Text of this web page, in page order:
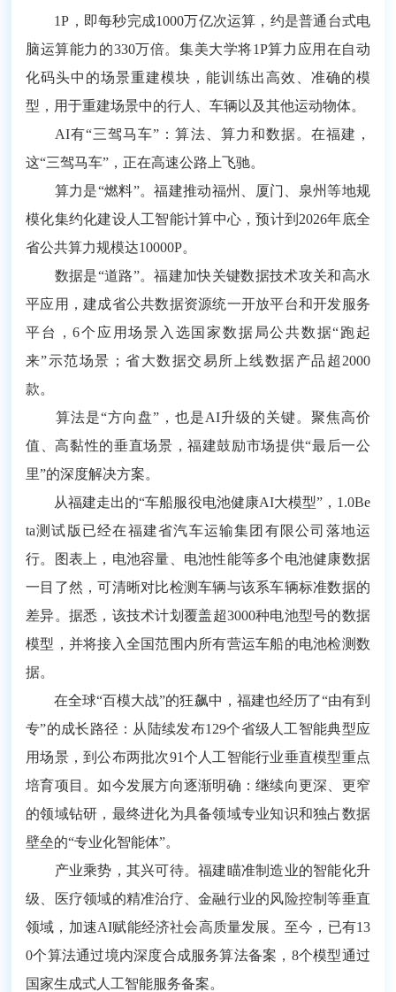
1P，即每秒完成1000万亿次运算，约是普通台式电
脑运算能力的330万倍。集美大学将1P算力应用在自动
化码头中的场景重建模块，能训练出高效、准确的模
型，用于重建场景中的行人、车辆以及其他运动物体。
AI有“三驾马车”：算法、算力和数据。在福建，
这“三驾马车”，正在高速公路上飞驰。
算力是“燃料”。福建推动福州、厦门、泉州等地规
模化集约化建设人工智能计算中心，预计到2026年底全
省公共算力规模达10000P。
数据是“道路”。福建加快关键数据技术攻关和高水
平应用，建成省公共数据资源统一开放平台和开发服务
平台，6个应用场景入选国家数据局公共数据“跑起
来”示范场景；省大数据交易所上线数据产品超2000
款。
算法是“方向盘”，也是AI升级的关键。聚焦高价
值、高黏性的垂直场景，福建鼓励市场提供“最后一公
里”的深度解决方案。
从福建走出的“车船服役电池健康AI大模型”，1.0Be
ta测试版已经在福建省汽车运输集团有限公司落地运
行。图表上，电池容量、电池性能等多个电池健康数据
一目了然，可清晰对比检测车辆与该系车辆标准数据的
差异。据悉，该技术计划覆盖超3000种电池型号的数据
模型，并将接入全国范围内所有营运车船的电池检测数
据。
在全球“百模大战”的狂飙中，福建也经历了“由有到
专”的成长路径：从陆续发布129个省级人工智能典型应
用场景，到公布两批次91个人工智能行业垂直模型重点
培育项目。如今发展方向逐渐明确：继续向更深、更窄
的领域钻研，最终进化为具备领域专业知识和独占数据
壁垒的“专业化智能体”。
产业乘势，其兴可待。福建瞄准制造业的智能化升
级、医疗领域的精准治疗、金融行业的风险控制等垂直
领域，加速AI赋能经济社会高质量发展。至今，已有13
0个算法通过境内深度合成服务算法备案，8个模型通过
国家生成式人工智能服务备案。